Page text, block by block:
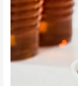
houden
van
bijen